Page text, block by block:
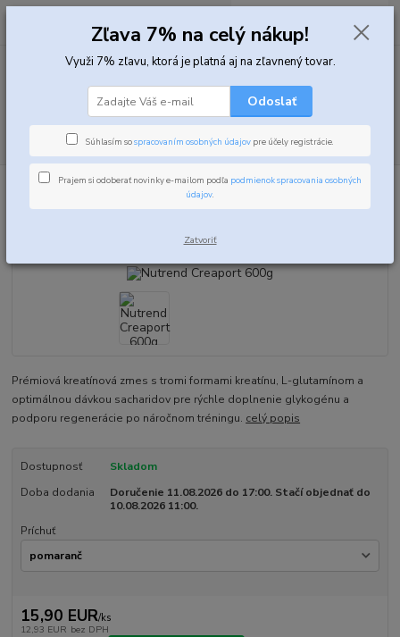
Hľadať
0,00 EUR
Kreatíny Kreatínové zmesy Nutrend Creaport 600g
Prémiová kreatínová zmes s tromi formami kreatínu, L-glutamínom a
optimálnou dávkou sacharidov pre rýchle doplnenie glykogénu a
podporu regenerácie po náročnom tréningu. celý popis
Dostupnosť
Skladom
Doba dodania
Doručenie 11.08.2026 do 17:00. Stačí objednať do
10.08.2026 11:00.
Príchuť
15,90 EUR/ks
12,93 EUR bez DPH
Zľava 7% na celý nákup!
Využi 7% zľavu, ktorá je platná aj na zľavnený tovar.
Odoslať
Súhlasím sospracovaním osobných údajov pre účely registrácie.
Prajem si odoberať novinky e-mailom podľa podmienok spracovania osobných
údajov.
Zatvoriť